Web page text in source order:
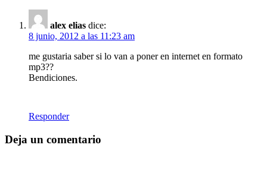
alex elias dice:
8 junio, 2012 a las 11:23 am
me gustaria saber si lo van a poner en internet en formato
mp3??
Bendiciones.
Responder
Deja un comentario